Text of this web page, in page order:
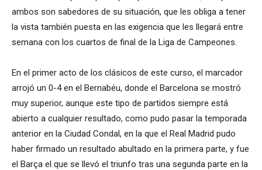
ambos son sabedores de su situación, que les obliga a tener
la vista también puesta en las exigencia que les llegará entre
semana con los cuartos de final de la Liga de Campeones.
En el primer acto de los clásicos de este curso, el marcador
arrojó un 0-4 en el Bernabéu, donde el Barcelona se mostró
muy superior, aunque este tipo de partidos siempre está
abierto a cualquier resultado, como pudo pasar la temporada
anterior en la Ciudad Condal, en la que el Real Madrid pudo
haber firmado un resultado abultado en la primera parte, y fue
el Barça el que se llevó el triunfo tras una segunda parte en la